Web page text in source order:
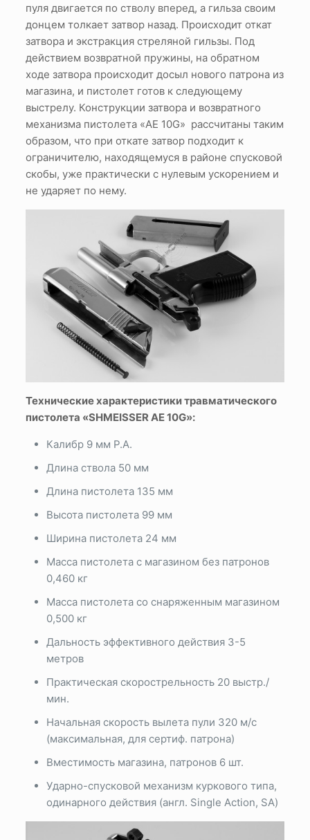
пуля двигается по стволу вперед, а гильза своим
донцем толкает затвор назад. Происходит откат
затвора и экстракция стреляной гильзы. Под
действием возвратной пружины, на обратном
ходе затвора происходит досыл нового патрона из
магазина, и пистолет готов к следующему
выстрелу. Конструкции затвора и возвратного
механизма пистолета «AE 10G» рассчитаны таким
образом, что при откате затвор подходит к
ограничителю, находящемуся в районе спусковой
скобы, уже практически с нулевым ускорением и
не ударяет по нему.
Технические характеристики травматического
пистолета «SHMEISSER AE 10G»:
Калибр 9 мм Р.А.
Длина ствола 50 мм
Длина пистолета 135 мм
Высота пистолета 99 мм
Ширина пистолета 24 мм
Масса пистолета с магазином без патронов
0,460 кг
Масса пистолета со снаряженным магазином
0,500 кг
Дальность эффективного действия 3-5
метров
Практическая скорострельность 20 выстр./
мин.
Начальная скорость вылета пули 320 м/с
(максимальная, для сертиф. патрона)
Вместимость магазина, патронов 6 шт.
Ударно-спусковой механизм куркового типа,
одинарного действия (англ. Single Action, SA)